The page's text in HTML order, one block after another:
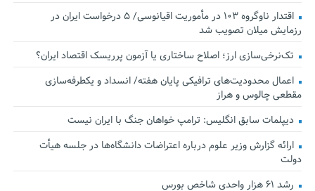
اقتدار ناوگروه ۱۰۳ در مأموریت‌ اقیانوسی/ ۵ درخواست ایران در
رزمایش میلان تصویب شد
تک‌نرخی‌سازی ارز؛ اصلاح ساختاری یا آزمون پرریسک اقتصاد ایران؟
اعمال محدودیت‌های ترافیکی پایان هفته/ انسداد و یکطرفه‌سازی
مقطعی چالوس و هراز
دیپلمات سابق انگلیس:‌ ترامپ خواهان جنگ با ایران نیست
ارائه گزارش وزیر علوم درباره اعتراضات دانشگاه‌ها در جلسه هیأت
دولت
رشد ۶۱ هزار واحدی شاخص بورس